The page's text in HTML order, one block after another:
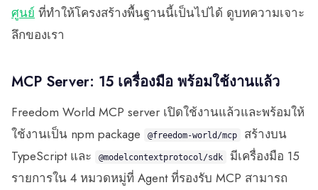
ศูนย์ ที่ทำให้โครงสร้างพื้นฐานนี้เป็นไปได้ ดูบทความเจาะ
ลึกของเรา
MCP Server: 15 เครื่องมือ พร้อมใช้งานแล้ว
Freedom World MCP server เปิดใช้งานแล้วและพร้อมให้
ใช้งานเป็น npm package
@freedom-world/mcp
สร้างบน
TypeScript และ
@modelcontextprotocol/sdk
มีเครื่องมือ 15
รายการใน 4 หมวดหมู่ที่ Agent ที่รองรับ MCP สามารถ